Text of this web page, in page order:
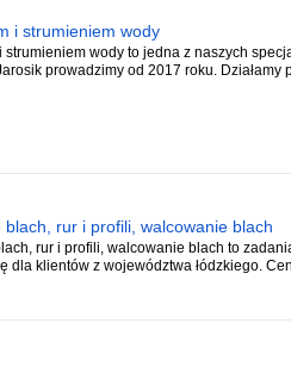
i strumieniem wody
strumieniem wody to jedna z naszych
prowadzimy od 2017 roku. Działamy
blach, rur i profili, walcowanie blach
rur i profili, walcowanie blach to
dla klientów z województwa łódzkiego.